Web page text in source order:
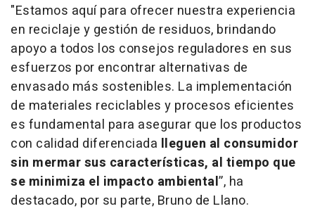
"Estamos aquí para ofrecer nuestra experiencia
en reciclaje y gestión de residuos, brindando
apoyo a todos los consejos reguladores en sus
esfuerzos por encontrar alternativas de
envasado más sostenibles. La implementación
de materiales reciclables y procesos eficientes
es fundamental para asegurar que los productos
con calidad diferenciada lleguen al consumidor
sin mermar sus características, al tiempo que
se minimiza el impacto ambiental”, ha
destacado, por su parte, Bruno de Llano.